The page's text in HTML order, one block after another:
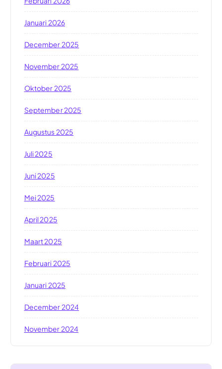
Januari 2026
December 2025
November 2025
Oktober 2025
September 2025
Augustus 2025
Juli 2025
Juni 2025
Mei 2025
April 2025
Maart 2025
Februari 2025
Januari 2025
December 2024
November 2024